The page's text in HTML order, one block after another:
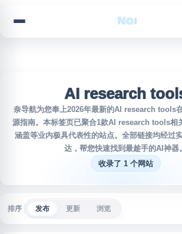
AI research
奈导航为您奉上2026年最新的AI research tools
源指南。本标签页已聚合1款AI research tools相
涵盖等业内极具代表性的站点。全部链接均经过
达，帮您快速找到最趁手的AI神器。
收录了 1 个网站
排序 发布 更新 浏览